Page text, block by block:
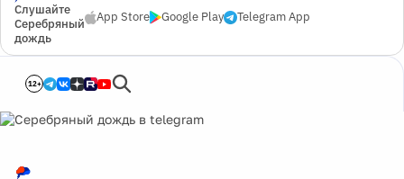
Слушайте
Серебряный
дождь
App Store Google Play Telegram App
12+